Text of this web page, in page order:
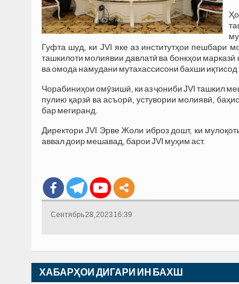
Гуфта шуд, ки JVI яке аз институтҳои пешбари
ташкилоти молиявии давлатӣ ва бонкҳои
ва омода намудани мутахассисони бахши
Чорабиниҳои омӯзишӣ, ки аз ҷониби JVI ташкил
пулию қарзӣ ва асъорӣ, устувории молиявӣ,
бар мегиранд.
Директори JVI Эрве Жоли иброз дошт, ки
аввал доир мешавад, барои JVI муҳим аст.
Сентябрь 28, 2023 16:39
ХАБАРҲОИ ДИГАРИ ИН БАХШ